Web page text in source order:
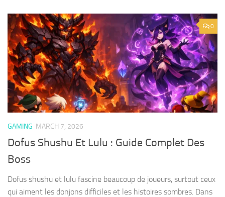
0
GAMING MARCH 7, 2026
Dofus Shushu Et Lulu : Guide Complet Des
Boss
Dofus shushu et lulu fascine beaucoup de joueurs, surtout ceux
qui aiment les donjons difficiles et les histoires sombres. Dans